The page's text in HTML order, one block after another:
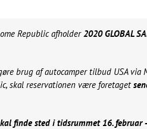
Republic afholder 2020 GLOBAL
brug af autocamper tilbud USA via
skal reservationen være foretaget
finde sted i tidsrummet 16. februar